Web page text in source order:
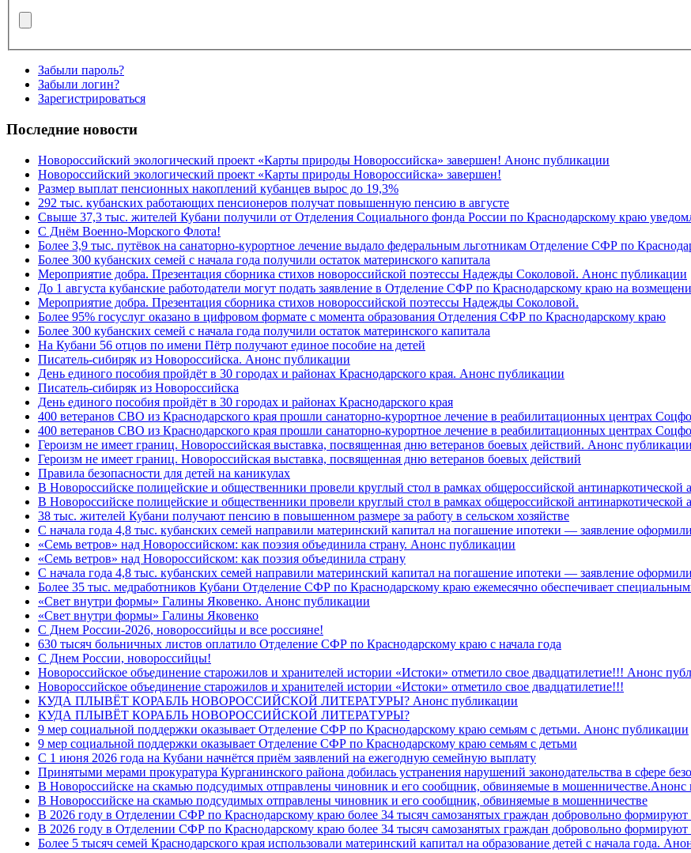
Забыли пароль?
Забыли логин?
Зарегистрироваться
Последние новости
Новороссийский экологический проект «Карты природы Новороссийска» завершен! Анонс публикации
Новороссийский экологический проект «Карты природы Новороссийска» завершен!
Размер выплат пенсионных накоплений кубанцев вырос до 19,3%
292 тыс. кубанских работающих пенсионеров получат повышенную пенсию в августе
Свыше 37,3 тыс. жителей Кубани получили от Отделения Социального фонда России по Краснодарскому краю
C Днём Военно-Морского Флота!
Более 3,9 тыс. путёвок на санаторно-курортное лечение выдало федеральным льготникам Отделение СФР по
Более 300 кубанских семей с начала года получили остаток материнского капитала
Мероприятие добра. Презентация сборника стихов новороссийской поэтессы Надежды Соколовой. Анонс публикации
До 1 августа кубанские работодатели могут подать заявление в Отделение СФР по Краснодарскому краю на
Мероприятие добра. Презентация сборника стихов новороссийской поэтессы Надежды Соколовой.
Более 95% госуслуг оказано в цифровом формате с момента образования Отделения СФР по Краснодарскому краю
Более 300 кубанских семей с начала года получили остаток материнского капитала
На Кубани 56 отцов по имени Пётр получают единое пособие на детей
Писатель-сибиряк из Новороссийска. Анонс публикации
День единого пособия пройдёт в 30 городах и районах Краснодарского края. Анонс публикации
Писатель-сибиряк из Новороссийска
День единого пособия пройдёт в 30 городах и районах Краснодарского края
400 ветеранов СВО из Краснодарского края прошли санаторно-курортное лечение в реабилитационных центрах
400 ветеранов СВО из Краснодарского края прошли санаторно-курортное лечение в реабилитационных центрах
Героизм не имеет границ. Новороссийская выставка, посвященная дню ветеранов боевых действий. Анонс публикации
Героизм не имеет границ. Новороссийская выставка, посвященная дню ветеранов боевых действий
Правила безопасности для детей на каникулах
В Новороссийске полицейские и общественники провели круглый стол в рамках общероссийской
В Новороссийске полицейские и общественники провели круглый стол в рамках общероссийской
38 тыс. жителей Кубани получают пенсию в повышенном размере за работу в сельском хозяйстве
С начала года 4,8 тыс. кубанских семей направили материнский капитал на погашение ипотеки — заявление
«Семь ветров» над Новороссийском: как поэзия объединила страну. Анонс публикации
«Семь ветров» над Новороссийском: как поэзия объединила страну
С начала года 4,8 тыс. кубанских семей направили материнский капитал на погашение ипотеки — заявление
Более 35 тыс. медработников Кубани Отделение СФР по Краснодарскому краю ежемесячно обеспечивает
«Свет внутри формы» Галины Яковенко. Анонс публикации
«Свет внутри формы» Галины Яковенко
C Днем России-2026, новороссийцы и все россияне!
630 тысяч больничных листов оплатило Отделение СФР по Краснодарскому краю с начала года
C Днем России, новороссийцы!
Новороссийское объединение старожилов и хранителей истории «Истоки» отметило свое двадцатилетие!!! Анонс
Новороссийское объединение старожилов и хранителей истории «Истоки» отметило свое двадцатилетие!!!
КУДА ПЛЫВЁТ КОРАБЛЬ НОВОРОССИЙСКОЙ ЛИТЕРАТУРЫ? Анонс публикации
КУДА ПЛЫВЁТ КОРАБЛЬ НОВОРОССИЙСКОЙ ЛИТЕРАТУРЫ?
9 мер социальной поддержки оказывает Отделение СФР по Краснодарскому краю семьям с детьми. Анонс публикации
9 мер социальной поддержки оказывает Отделение СФР по Краснодарскому краю семьям с детьми
С 1 июня 2026 года на Кубани начнётся приём заявлений на ежегодную семейную выплату
Принятыми мерами прокуратура Курганинского района добилась устранения нарушений законодательства в сфере
В Новороссийске на скамью подсудимых отправлены чиновник и его сообщник, обвиняемые в мошенничестве.Анонс
В Новороссийске на скамью подсудимых отправлены чиновник и его сообщник, обвиняемые в мошенничестве
В 2026 году в Отделении СФР по Краснодарскому краю более 34 тысяч самозанятых граждан добровольно
В 2026 году в Отделении СФР по Краснодарскому краю более 34 тысяч самозанятых граждан добровольно
Более 5 тысяч семей Краснодарского края использовали материнский капитал на образование детей с начала года.